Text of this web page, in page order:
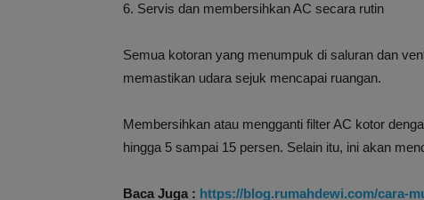
6. Servis dan membersihkan AC secara rutin
Semua kotoran yang menumpuk di saluran dan
memastikan udara sejuk mencapai ruangan.
Membersihkan atau mengganti filter AC kotor
hingga 5 sampai 15 persen. Selain itu, ini akan
Baca Juga : https://blog.rumahdewi.com/cara-